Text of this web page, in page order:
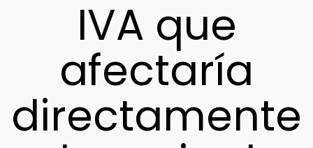
IVA que
afectaría
directamente